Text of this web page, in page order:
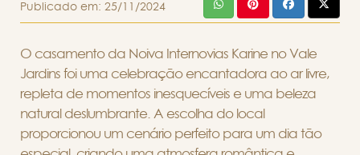
Publicado em: 25/11/2024
O casamento da Noiva Internovias Karine no Vale
Jardins foi uma celebração encantadora ao ar livre,
repleta de momentos inesquecíveis e uma beleza
natural deslumbrante. A escolha do local
proporcionou um cenário perfeito para um dia tão